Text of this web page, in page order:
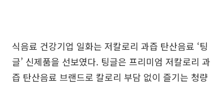
식음료 건강기업 일화는 저칼로리 과즙 탄산음료 ‘팅
글’ 신제품을 선보였다. 팅글은 프리미엄 저칼로리 과
즙 탄산음료 브랜드로 칼로리 부담 없이 즐기는 청량